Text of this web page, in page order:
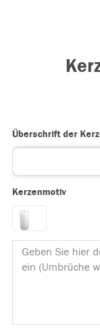
Überschrift der
Kerzenmotiv